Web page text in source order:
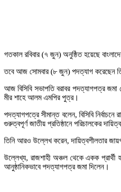
গতকাল রবিবার (৭ জুন) অনুষ্ঠিত হয়েছে
তবে আজ সোমবার (৮ জুন) পদত্যাগ করেছেন
আজ বিসিবি সভাপতি বরাবর পদত্যাগপত্র জমা
মীর শাহে আলম এমপির পুত্র।
পদত্যাগপত্রে সীমান্ত বলেন, বিসিবি
গুরুত্বপূর্ণ জাতীয় প্রতিষ্ঠানে পরিচালকের
তিনি আরও উল্লেখ করেন, দায়িত্বশীলতার
উল্লেখ্য, রাজশাহী অঞ্চল থেকে একক প্রার্থী
আনুষ্ঠানিকভাবে পদত্যাগপত্র জমা দিলেন।